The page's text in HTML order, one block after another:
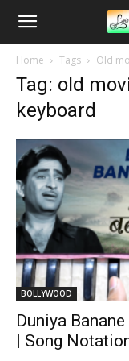
Home Tags Old
Tag: old
keyboard
BOLLYWOOD
Duniya Banane
| Song